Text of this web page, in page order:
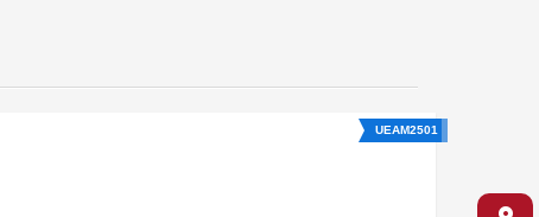
UEAM2501